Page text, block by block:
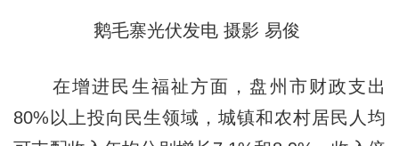
鹅毛寨光伏发电 摄影 易俊
在增进民生福祉方面，盘州市财政支出
80%以上投向民生领域，城镇和农村居民人均